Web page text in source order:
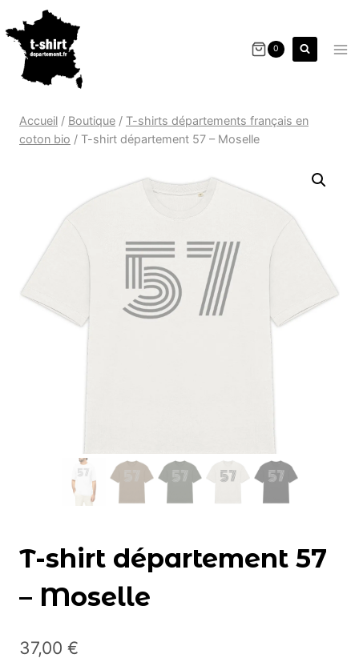
0
Accueil / Boutique / T-shirts départements français en
coton bio / T-shirt département 57 – Moselle
T-shirt département 57
– Moselle
37,00 €